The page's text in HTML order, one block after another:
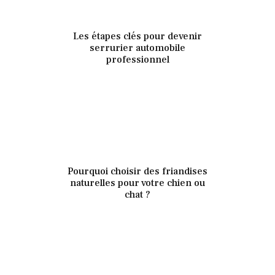
341Views 0 Likes
Les étapes clés pour devenir
serrurier automobile
professionnel
346Views 0Likes
Pourquoi choisir des friandises
naturelles pour votre chien ou
chat ?